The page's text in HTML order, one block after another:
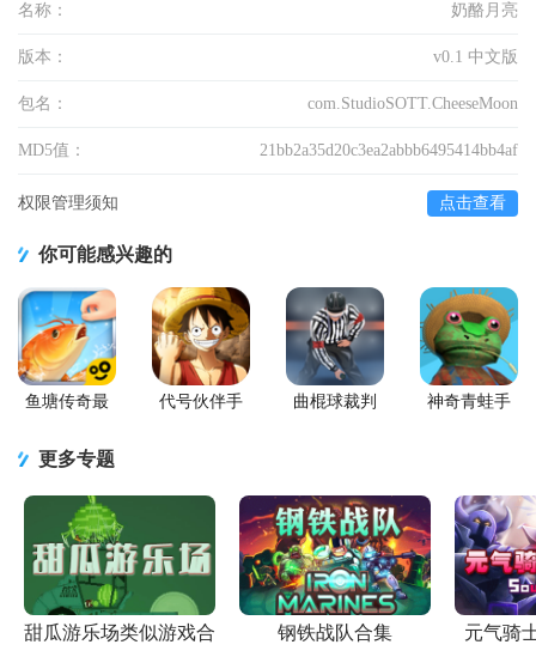
名称： 奶酪月亮
版本： v0.1 中文版
包名： com.StudioSOTT.CheeseMoon
MD5值： 21bb2a35d20c3ea2abbb6495414bb4af
权限管理须知 点击查看
你可能感兴趣的
鱼塘传奇最
代号伙伴手
曲棍球裁判
神奇青蛙手
更多专题
甜瓜游乐场类似游戏合
钢铁战队合集 元气骑